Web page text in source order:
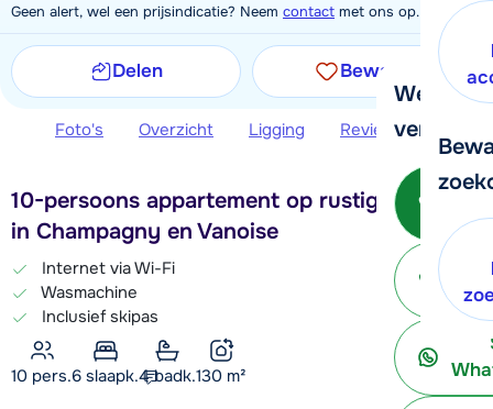
We
verder!
Bel
Geen alert, wel een prijsindicatie? Neem contact met ons op.
Delen Bewaren
Foto's Overzicht Ligging Reviews
10-persoons appartement op rustige locatie
in Champagny en Vanoise
Internet via Wi-Fi
Wasmachine
Inclusief skipas
10 pers.6 slaapk.4 badk.130 m²